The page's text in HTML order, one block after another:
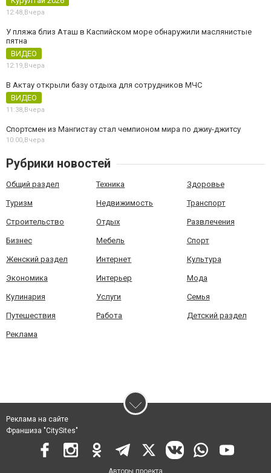
12:48,Вчера
У пляжа близ Аташ в Каспийском море обнаружили маслянистые
пятна
ВИДЕО
12:19,Вчера
В Актау открыли базу отдыха для сотрудников МЧС
ВИДЕО
11:38,Вчера
Спортсмен из Мангистау стал чемпионом мира по джиу-джитсу
10:00,Вчера
Рубрики новостей
Общий раздел Техника Здоровье
Туризм Недвижимость Транспорт
Строительство Отдых Развлечения
Бизнес Мебель Спорт
Женский раздел Интернет Культура
Экономика Интерьер Мода
Кулинария Услуги Семья
Путешествия Работа Детский раздел
Реклама
Реклама на сайте
Франшиза "CitySites"
Авторы проекта